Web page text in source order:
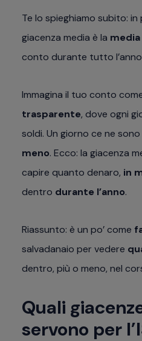
Te lo spieghiamo subito: in
giacenza media è la
conto durante tutto
Immagina il tuo conto
trasparente, dove ogni
soldi. Un giorno ce ne sono
meno. Ecco: la giacenza
capire quanto denaro, in
dentro durante l’anno.
Riassunto: è un po’ come
salvadanaio per vedere
dentro, più o meno, nel
Quali
servono per